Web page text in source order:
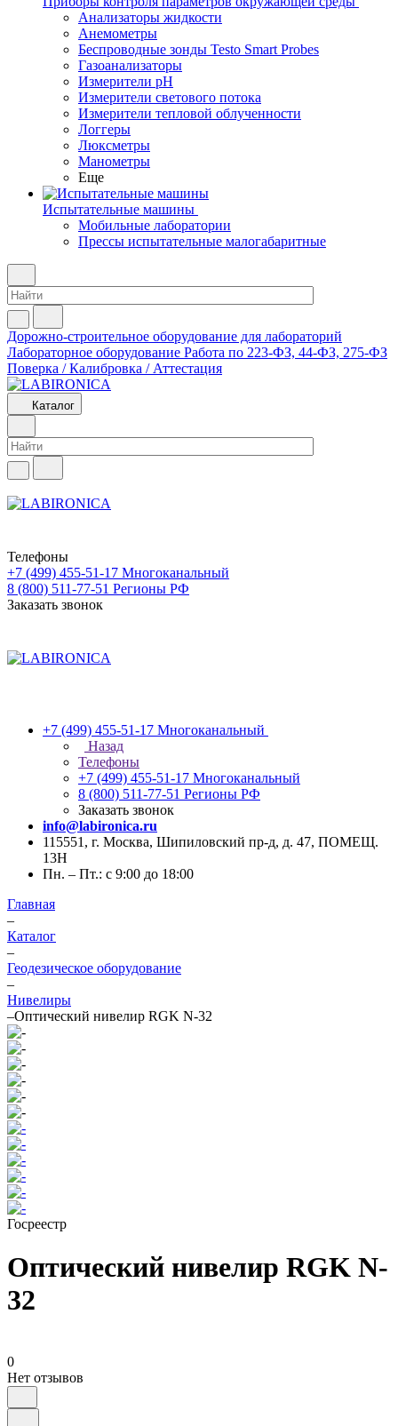
Анализаторы жидкости
Анемометры
Беспроводные зонды Testo Smart Probes
Газоанализаторы
Измерители pH
Измерители светового потока
Измерители тепловой облученности
Логгеры
Люксметры
Манометры
Еще
Испытательные машины
Мобильные лаборатории
Прессы испытательные малогабаритные
Дорожно-строительное оборудование для лабораторий
Лабораторное оборудование Работа по 223-ФЗ, 44-ФЗ, 275-ФЗ
Поверка / Калибровка / Аттестация
Каталог
Телефоны
+7 (499) 455-51-17 Многоканальный
8 (800) 511-77-51 Регионы РФ
Заказать звонок
+7 (499) 455-51-17 Многоканальный
Назад
Телефоны
+7 (499) 455-51-17 Многоканальный
8 (800) 511-77-51 Регионы РФ
Заказать звонок
info@labironica.ru
115551, г. Москва, Шипиловский пр-д, д. 47, ПОМЕЩ.
13Н
Пн. – Пт.: с 9:00 до 18:00
Главная
–
Каталог
–
Геодезическое оборудование
–
Нивелиры
–Оптический нивелир RGK N-32
Госреестр
Оптический нивелир RGK N-
32
0
Нет отзывов